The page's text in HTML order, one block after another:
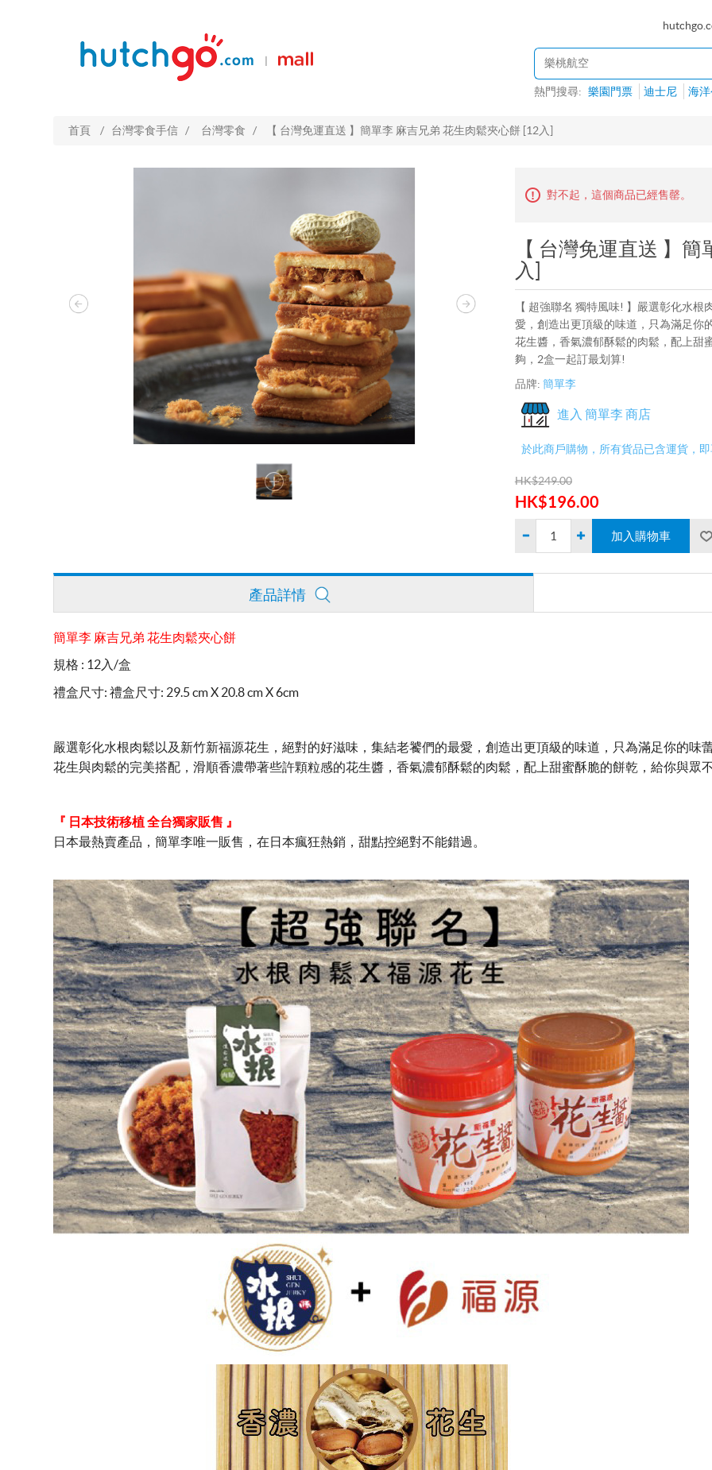
熱門搜尋: 樂園門票 迪士尼 海洋
首頁 / 台灣零食手信 / 台灣零食 / 【 台灣免運直送 】簡單李 麻吉兄弟 花生肉鬆夾心餅 [12入]
對不起，這個商品已經售罄。
【 台灣免運直送 】
入]
【 超強聯名 獨特風味! 】嚴選彰化水
愛，創造出更頂級的味道，只為滿足你
花生醬，香氣濃郁酥鬆的肉鬆，配上甜
夠，2盒一起訂最划算!
品牌: 簡單李
進入 簡單李 商店
於此商戶購物，所有貨品已含運貨，即
HK$249.00
HK$196.00
產品詳情
簡單李 麻吉兄弟 花生肉鬆夾心餅
規格 : 12入/盒
禮盒尺寸: 禮盒尺寸: 29.5 cm X 20.8 cm X 6cm
嚴選彰化水根肉鬆以及新竹新福源花生，絕對的好滋味，集結老饕們的最愛，創造出更頂級的味道，只為滿足你的味蕾
花生與肉鬆的完美搭配，滑順香濃帶著些許顆粒感的花生醬，香氣濃郁酥鬆的肉鬆，配上甜蜜酥脆的餅乾，給你與眾
『 日本技術移植 全台獨家販售 』
日本最熱賣產品，簡單李唯一販售，在日本瘋狂熱銷，甜點控絕對不能錯過。